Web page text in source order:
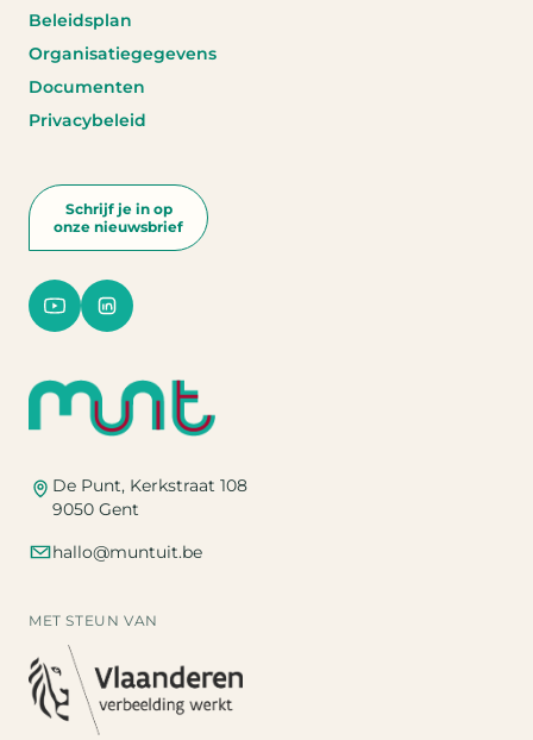
De Punt, Kerkstraat 108
9050 Gent
hallo@muntuit.be
Schrijf je in op
onze nieuwsbrief
Beleidsplan
Organisatiegegevens
Documenten
Privacybeleid
MET STEUN VAN